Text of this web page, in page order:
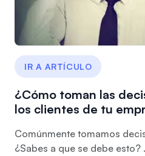
IR A ARTÍCULO
¿Cómo toman las
los clientes de tu
Comúnmente tomamos
¿Sabes a que se debe esto?